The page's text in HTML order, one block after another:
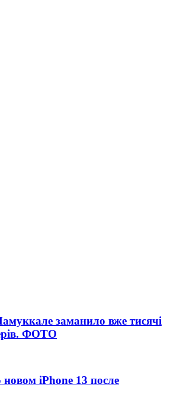
заманило вже тисячі
ФОТО
iPhone 13 после